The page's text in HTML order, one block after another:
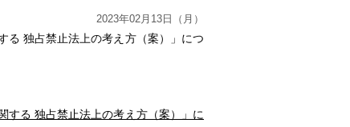
2023年02月13日（月）
る 独占禁止法上の考え方（案）」につ
する 独占禁止法上の考え方（案）」に